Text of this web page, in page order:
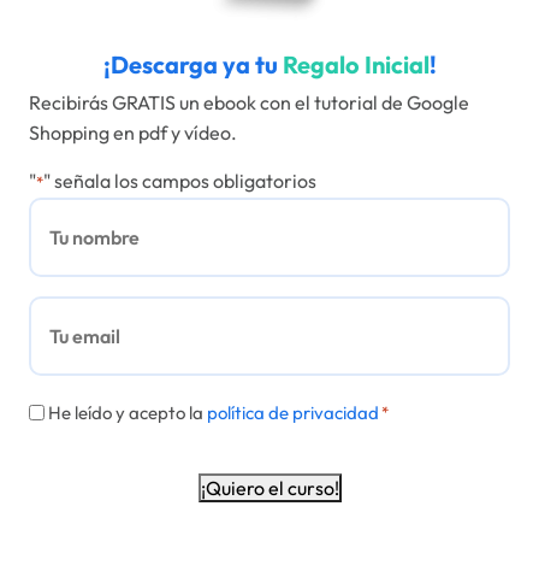
¡Descarga ya tu Regalo Inicial!
Recibirás GRATIS un ebook con el tutorial de Google
Shopping en pdf y vídeo.
"*" señala los campos obligatorios
Nombre
Email
* He leído y acepto la política de privacidad*
¡Quiero el curso!